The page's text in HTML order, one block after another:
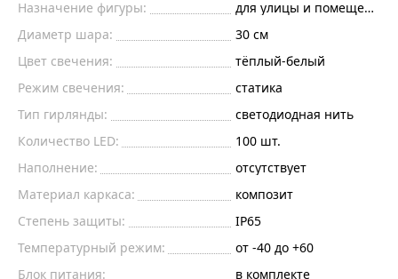
Назначение фигуры:
для улицы и помещений
Диаметр шара:
30 см
Цвет свечения:
тёплый-белый
Режим свечения:
статика
Тип гирлянды:
светодиодная нить
Количество LED:
100 шт.
Наполнение:
отсутствует
Материал каркаса:
композит
Степень защиты:
IP65
Температурный режим:
от -40 до +60
Блок питания:
в комплекте